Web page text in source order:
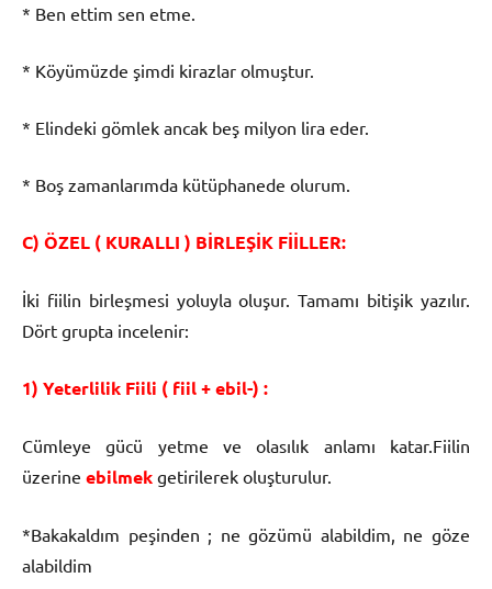
* Ben ettim sen etme.
* Köyümüzde şimdi kirazlar olmuştur.
* Elindeki gömlek ancak beş milyon lira eder.
* Boş zamanlarımda kütüphanede olurum.
C) ÖZEL ( KURALLI ) BİRLEŞİK FİİLLER:
İki fiilin birleşmesi yoluyla oluşur. Tamamı bitişik yazılır.
Dört grupta incelenir:
1) Yeterlilik Fiili ( fiil + ebil-) :
Cümleye gücü yetme ve olasılık anlamı katar.Fiilin
üzerine ebilmek getirilerek oluşturulur.
*Bakakaldım peşinden ; ne gözümü alabildim, ne göze
alabildim